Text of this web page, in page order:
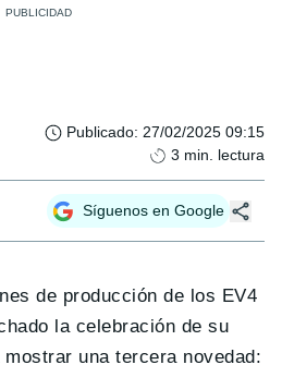
Publicado: 27/02/2025 09:15
3 min. lectura
Síguenos en Google
de producción de los EV4
la celebración de su
una tercera novedad: